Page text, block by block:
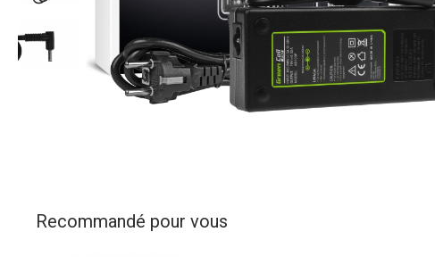
Recommandé pour vous